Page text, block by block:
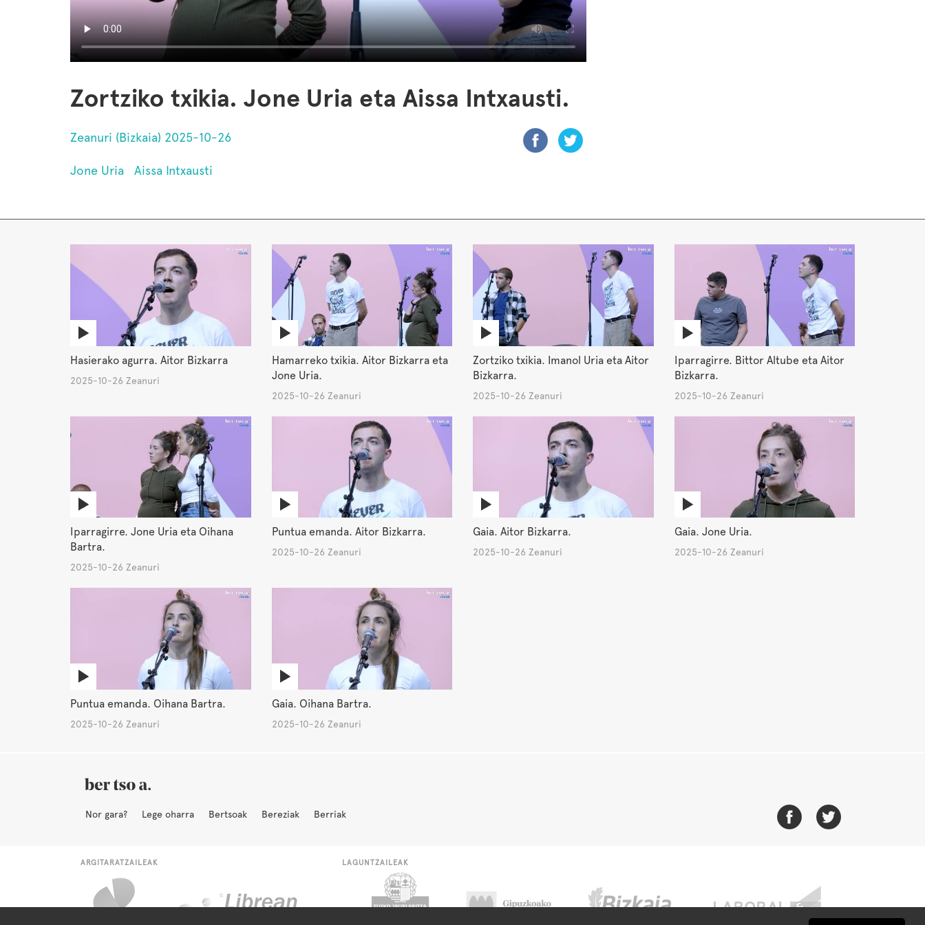
Zortziko txikia. Jone Uria eta Aissa Intxausti.
Zeanuri (Bizkaia) 2025-10-26
Jone Uria Aissa Intxausti
Hasierako agurra. Aitor Bizkarra
2025-10-26 Zeanuri
Hamarreko txikia. Aitor Bizkarra eta
Jone Uria.
2025-10-26 Zeanuri
Zortziko txikia. Imanol Uria eta Aitor
Bizkarra.
2025-10-26 Zeanuri
Iparragirre. Bittor Altube eta Aitor
Bizkarra.
2025-10-26 Zeanuri
Iparragirre. Jone Uria eta Oihana
Bartra.
2025-10-26 Zeanuri
Puntua emanda. Aitor Bizkarra.
2025-10-26 Zeanuri
Gaia. Aitor Bizkarra.
2025-10-26 Zeanuri
Gaia. Jone Uria.
2025-10-26 Zeanuri
Puntua emanda. Oihana Bartra.
2025-10-26 Zeanuri
Gaia. Oihana Bartra.
2025-10-26 Zeanuri
Nor gara? Lege oharra Bertsoak Bereziak Berriak
ARGITARATZAILEAK LAGUNTZAILEAK